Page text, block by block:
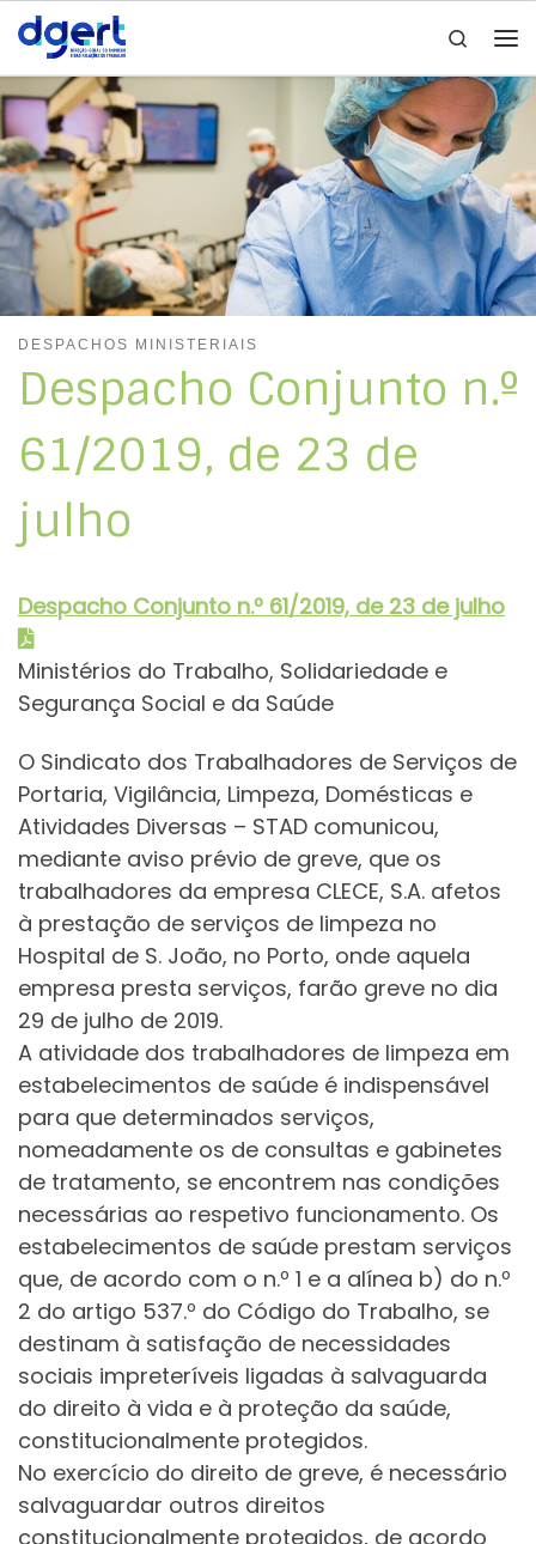
Skip to content
Search
DESPACHOS MINISTERIAIS
Despacho Conjunto n.º
61/2019, de 23 de
julho
Despacho Conjunto n.º 61/2019, de 23 de julho
Ministérios do Trabalho, Solidariedade e
Segurança Social e da Saúde
O Sindicato dos Trabalhadores de Serviços de
Portaria, Vigilância, Limpeza, Domésticas e
Atividades Diversas – STAD comunicou,
mediante aviso prévio de greve, que os
trabalhadores da empresa CLECE, S.A. afetos
à prestação de serviços de limpeza no
Hospital de S. João, no Porto, onde aquela
empresa presta serviços, farão greve no dia
29 de julho de 2019.
A atividade dos trabalhadores de limpeza em
estabelecimentos de saúde é indispensável
para que determinados serviços,
nomeadamente os de consultas e gabinetes
de tratamento, se encontrem nas condições
necessárias ao respetivo funcionamento. Os
estabelecimentos de saúde prestam serviços
que, de acordo com o n.º 1 e a alínea b) do n.º
2 do artigo 537.º do Código do Trabalho, se
destinam à satisfação de necessidades
sociais impreteríveis ligadas à salvaguarda
do direito à vida e à proteção da saúde,
constitucionalmente protegidos.
No exercício do direito de greve, é necessário
salvaguardar outros direitos
constitucionalmente protegidos, de acordo